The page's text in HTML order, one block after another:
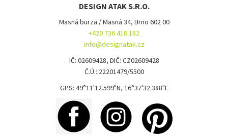
DESIGN ATAK S.R.O.
Masná burza / Masná 34, Brno 602 00
+420 736 418 182
info@designatak.cz
IČ: 02609428, DIČ: CZ02609428
Č.Ú.: 22201479/5500
GPS: 49°11'12.599"N, 16°37'32.388"E